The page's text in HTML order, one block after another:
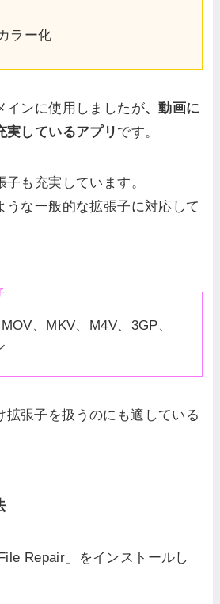
ラー化
インに使用しましたが、動画に
実しているアプリ です。
も充実しています。
うな一般的な拡張子に対応して
、MKV、M4V、3GP、
拡張子を扱うのにも適している
Repair」をインストールし